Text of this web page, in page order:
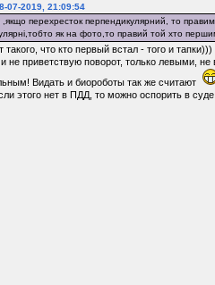
07-2019, 21:09:54
,якщо перехресток перпендикулярний, то
як на фото,то правий той хто
что кто первый встал - того и тапки)))
не приветствую поворот, только левыми, не
Видать и биороботы так же считают
этого нет в ПДД, то можно оспорить в